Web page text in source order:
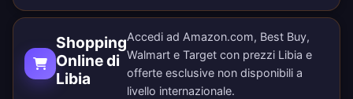
Shopping
Online di
Libia
Accedi ad Amazon.com, Best Buy,
Walmart e Target con prezzi Libia e
offerte esclusive non disponibili a
livello internazionale.